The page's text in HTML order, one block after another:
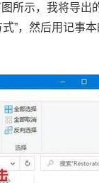
所示，我将导出
”，然后用记事